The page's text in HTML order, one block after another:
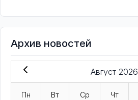
Архив новостей
Август 2026
Пн Вт Ср Чт